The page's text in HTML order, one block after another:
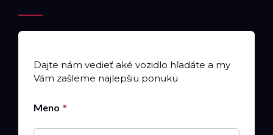
Dajte nám vedieť aké vozidlo hľadáte a my
Vám zašleme najlepšiu ponuku
Meno